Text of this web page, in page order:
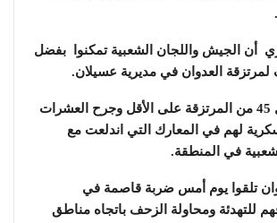
أن الجيش واللجان الشعبية تمكنوا بفضل
العدوان في مديرية عسيلان.
وأكد المصدر مقتل 45 من المرتزقة على الأقل وجرح العشرات
عسكرية لهم في المعارك التي اندلعت مع
في المنطقة.
تلقوا يوم أمس ضربة قاصمة في
للتهدئة ومحاولة الزحف باتجاه مناطق